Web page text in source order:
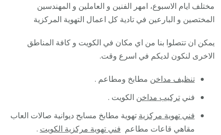
مختلف ايام الاسبوع، امهر الفنين و العاملين و المهندسين
المختصين و البارعين في تادية كل اعمال التهوية المركزية
يمكن ان تتصلوا بنا من اي مكان في الكويت و كافة المناطق
الاخرى لنكون لديكم في اسرع وقت.
تنظيف مداخن مطابخ ومطاعم .
فنيتركيب مداخن الكويت .
فني تهوية مركزية تهوية مطابخ مسابح ديوانية صالات العاب
مقاهي قاعات مطاعم فني تهوية مركزية الكويت .